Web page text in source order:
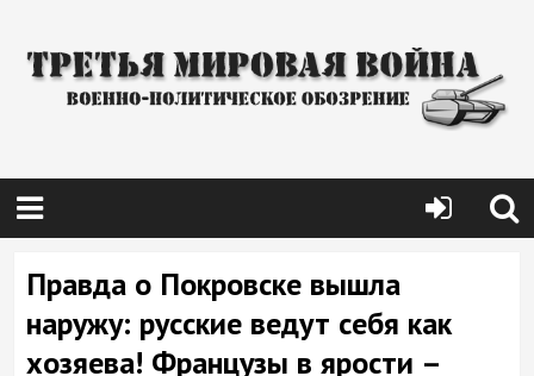
Правда о Покровске вышла
наружу: русские ведут себя как
хозяева! Французы в ярости –